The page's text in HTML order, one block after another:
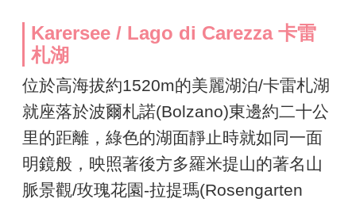
Karersee / Lago di Carezza 卡雷
札湖
位於高海拔約1520m的美麗湖泊/卡雷札湖
就座落於波爾札諾(Bolzano)東邊約二十公
里的距離，綠色的湖面靜止時就如同一面
明鏡般，映照著後方多羅米提山的著名山
脈景觀/玫瑰花園-拉提瑪(Rosengarten